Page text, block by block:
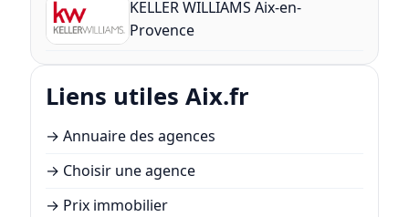
KELLER WILLIAMS Aix-en-
Provence
Liens utiles Aix.fr
→ Annuaire des agences
→ Choisir une agence
→ Prix immobilier